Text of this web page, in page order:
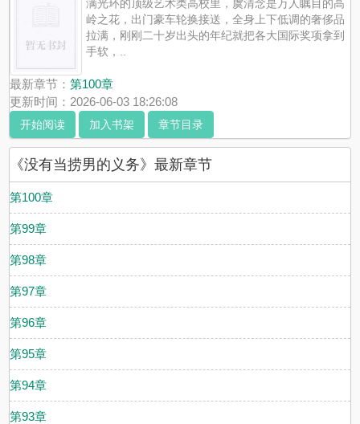
满光环的顶级艺术类高校里，虞清念是万人瞩目的高
岭之花，出门豪车轮换接送，全身上下低调的奢侈品
拉满，刚刚二十岁出头的年纪就把各大国际奖项拿到
手软，..
最新章节：第100章
更新时间：2026-06-03 18:26:08
开始阅读 加入书架 章节目录
《没有当捞男的义务》最新章节
第100章
第99章
第98章
第97章
第96章
第95章
第94章
第93章